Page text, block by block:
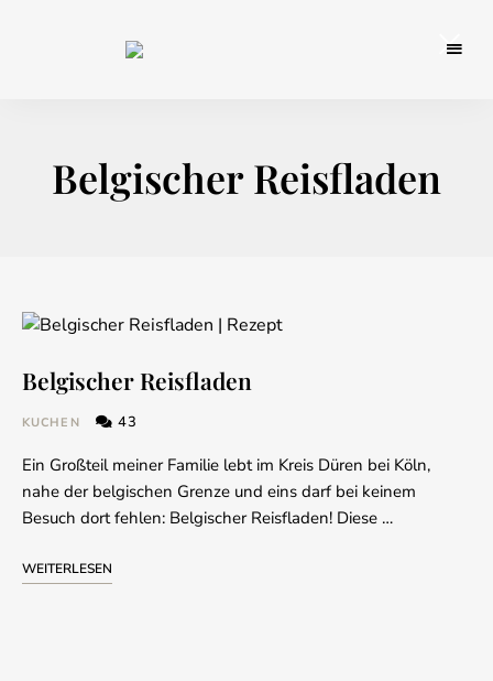
Belgischer Reisfladen
Belgischer Reisfladen
KUCHEN 43
Ein Großteil meiner Familie lebt im Kreis Düren bei Köln,
nahe der belgischen Grenze und eins darf bei keinem
Besuch dort fehlen: Belgischer Reisfladen! Diese …
WEITERLESEN